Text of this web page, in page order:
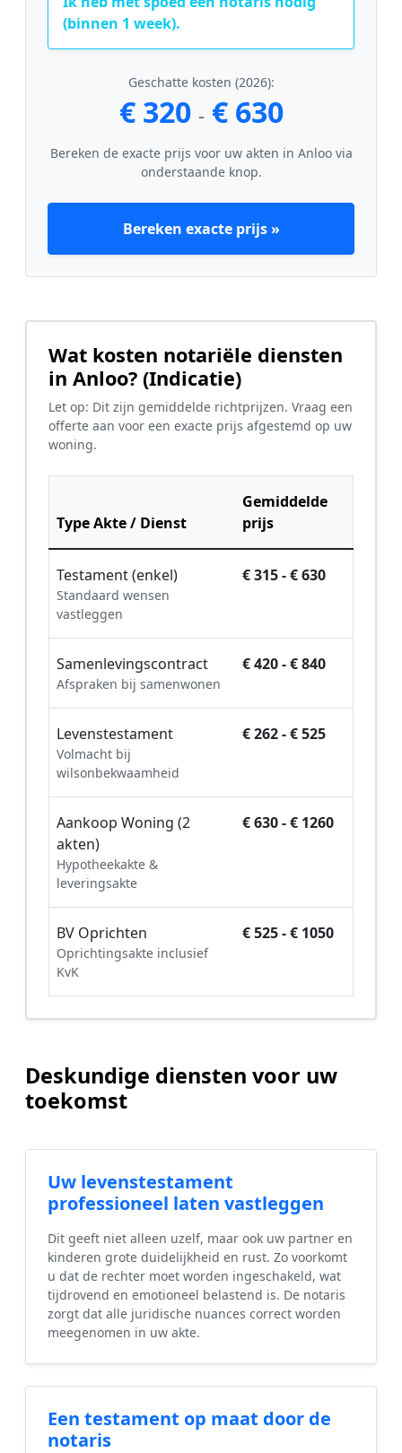
(binnen 1 week).
Geschatte kosten (2026):
€ 320 - € 630
Bereken de exacte prijs voor uw akten in Anloo via
onderstaande knop.
Bereken exacte prijs »
Wat kosten notariële diensten
in Anloo? (Indicatie)
Let op: Dit zijn gemiddelde richtprijzen. Vraag een
offerte aan voor een exacte prijs afgestemd op uw
woning.
Type Akte / Dienst
Gemiddelde
prijs
Testament (enkel)
Standaard wensen
vastleggen
€ 315 - € 630
Samenlevingscontract
Afspraken bij samenwonen
€ 420 - € 840
Levenstestament
Volmacht bij
wilsonbekwaamheid
€ 262 - € 525
Aankoop Woning (2
akten)
Hypotheekakte &
leveringsakte
€ 630 - € 1260
BV Oprichten
Oprichtingsakte inclusief
KvK
€ 525 - € 1050
Deskundige diensten voor uw
toekomst
Uw levenstestament
professioneel laten vastleggen
Dit geeft niet alleen uzelf, maar ook uw partner en
kinderen grote duidelijkheid en rust. Zo voorkomt
u dat de rechter moet worden ingeschakeld, wat
tijdrovend en emotioneel belastend is. De notaris
zorgt dat alle juridische nuances correct worden
meegenomen in uw akte.
Een testament op maat door de
notaris